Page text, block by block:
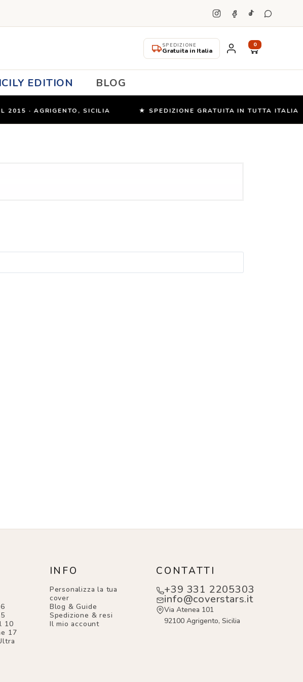
SPEDIZIONE
Gratuita in Italia
0
EDITION BLOG
· AGRIGENTO, SICILIA ★ SPEDIZIONE GRATUITA IN TUTTA ITALIA
10
17
INFO
Personalizza la tua
cover
Blog & Guide
Spedizione & resi
Il mio account
CONTATTI
+39 331 2205303
info@coverstars.it
Via Atenea 101
92100 Agrigento, Sicilia